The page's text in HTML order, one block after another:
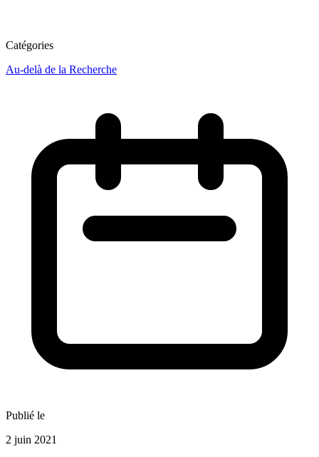
Catégories
Au-delà de la Recherche
Publié le
2 juin 2021